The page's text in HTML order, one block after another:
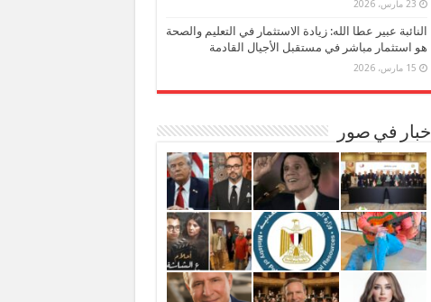
23 مارس، 2026
النائبة عبير عطا الله: زيادة الاستثمار في التعليم والصحة
هو استثمار مباشر في مستقبل الأجيال القادمة
15 مارس، 2026
اخبار في صور